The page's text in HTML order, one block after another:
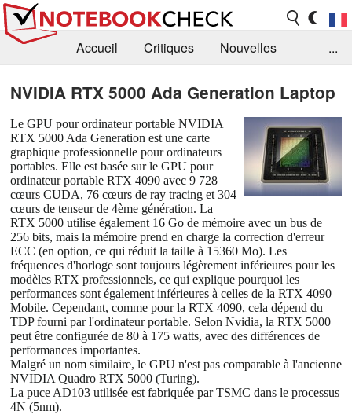
Accueil Critiques
Nouvelles
Recherche
Contact
...
NVIDIA RTX 5000 Ada Generation Laptop
Le GPU pour ordinateur portable NVIDIA
RTX 5000 Ada Generation est une carte
graphique professionnelle pour ordinateurs
portables. Elle est basée sur le GPU pour
ordinateur portable RTX 4090 avec 9 728
cœurs CUDA, 76 cœurs de ray tracing et 304
cœurs de tenseur de 4ème génération. La
RTX 5000 utilise également 16 Go de mémoire avec un bus de
256 bits, mais la mémoire prend en charge la correction d'erreur
ECC (en option, ce qui réduit la taille à 15360 Mo). Les
fréquences d'horloge sont toujours légèrement inférieures pour les
modèles RTX professionnels, ce qui explique pourquoi les
performances sont également inférieures à celles de la RTX 4090
Mobile. Cependant, comme pour la RTX 4090, cela dépend du
TDP fourni par l'ordinateur portable. Selon Nvidia, la RTX 5000
peut être configurée de 80 à 175 watts, avec des différences de
performances importantes.
Malgré un nom similaire, le GPU n'est pas comparable à l'ancienne
NVIDIA Quadro RTX 5000 (Turing).
La puce AD103 utilisée est fabriquée par TSMC dans le processus
4N (5nm).